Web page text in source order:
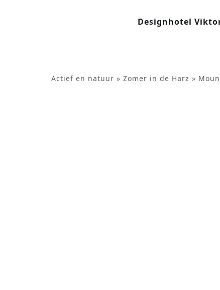
Designhotel
Actief en natuur » Zomer in de Harz »